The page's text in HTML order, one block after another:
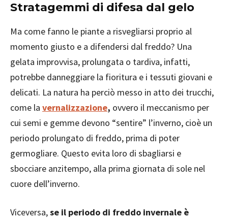
Stratagemmi di difesa dal gelo
Ma come fanno le piante a risvegliarsi proprio al
momento giusto e a difendersi dal freddo? Una
gelata improvvisa, prolungata o tardiva, infatti,
potrebbe danneggiare la fioritura e i tessuti giovani e
delicati. La natura ha perciò messo in atto dei trucchi,
come la vernalizzazione, ovvero il meccanismo per
cui semi e gemme devono “sentire” l’inverno, cioè un
periodo prolungato di freddo, prima di poter
germogliare. Questo evita loro di sbagliarsi e
sbocciare anzitempo, alla prima giornata di sole nel
cuore dell’inverno.
Viceversa,se il periodo di freddo invernale è